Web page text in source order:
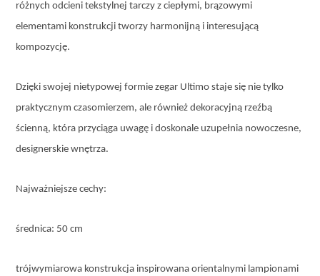
różnych odcieni tekstylnej tarczy z ciepłymi, brązowymi
elementami konstrukcji tworzy harmonijną i interesującą
kompozycję.
Dzięki swojej nietypowej formie zegar Ultimo staje się nie tylko
praktycznym czasomierzem, ale również dekoracyjną rzeźbą
ścienną, która przyciąga uwagę i doskonale uzupełnia nowoczesne,
designerskie wnętrza.
Najważniejsze cechy:
średnica: 50 cm
trójwymiarowa konstrukcja inspirowana orientalnymi lampionami